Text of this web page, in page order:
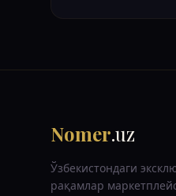
Nomer.uz
Ўзбекистондаги
рақамлар